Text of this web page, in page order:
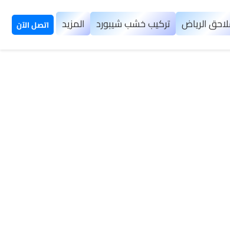
الرياض تركيب خشب شيبورد المزيد اتصل الآن